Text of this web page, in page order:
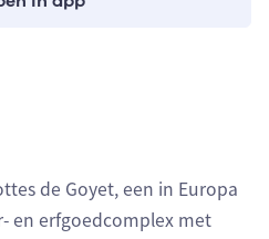
de Goyet, een in Europa
en erfgoedcomplex met